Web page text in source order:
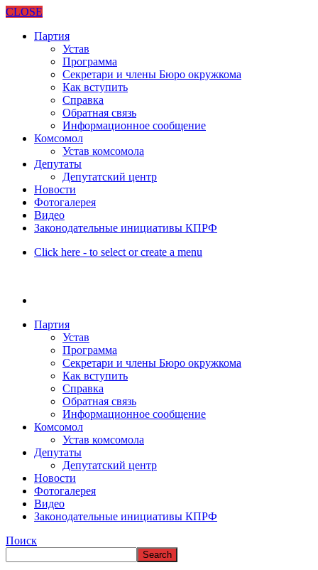
CLOSE
Партия
Устав
Программа
Секретари и члены Бюро окружкома
Как вступить
Справка
Обратная связь
Информационное сообщение
Комсомол
Устав комсомола
Депутаты
Депутатский центр
Новости
Фотогалерея
Видео
Законодательные инициативы КПРФ
Click here - to select or create a menu
Партия
Устав
Программа
Секретари и члены Бюро окружкома
Как вступить
Справка
Обратная связь
Информационное сообщение
Комсомол
Устав комсомола
Депутаты
Депутатский центр
Новости
Фотогалерея
Видео
Законодательные инициативы КПРФ
Поиск